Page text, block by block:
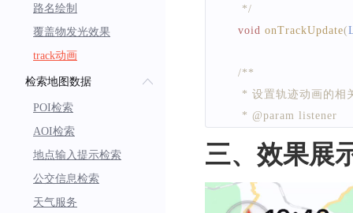
路名绘制
覆盖物发光效果
track动画
检索地图数据
POI检索
AOI检索
地点输入提示检索
公交信息检索
天气服务
/**
     * @param from
     * @param to
public
void
/**
* 设置轨迹运行的终
     */
void onTrackUpdate(
/**
* 设置轨迹动画的
     * @param listener
public void
三、效果展